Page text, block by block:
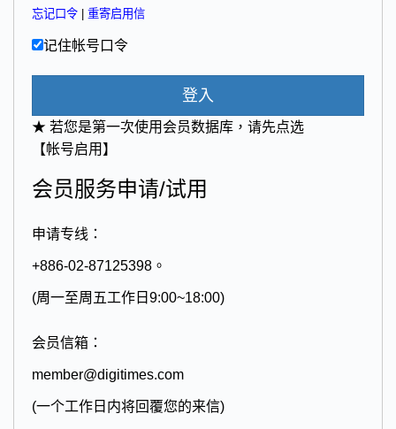
忘记口令 重寄启用信
记住帐号口令
登入
★ 若您是第一次使用会员数据库，请先点选
【帐号启用】
会员服务申请/试用
申请专线：
+886-02-87125398。
(周一至周五工作日9:00~18:00)
会员信箱：
member@digitimes.com
(一个工作日内将回覆您的来信)